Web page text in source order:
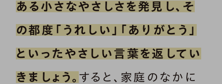
ある小さなやさしさを発見し、そ
の都度「うれしい」「ありがとう」
といったやさしい言葉を返してい
きましょう。 すると、家庭のなかに